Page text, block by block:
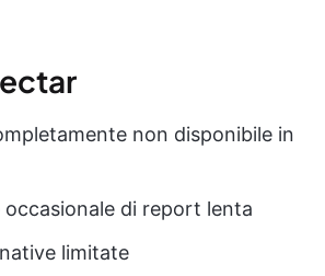
non disponibile in
occasionale di report lenta
limitate